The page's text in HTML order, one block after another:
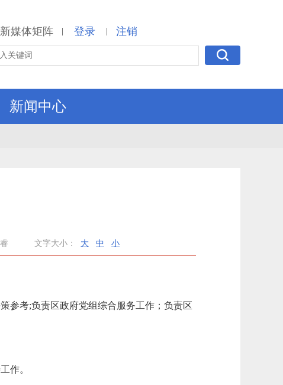
媒体矩阵 | 登录 | 注销
新闻中心
文字大小： 大 中 小
考;负责区政府党组综合服务工作；负责区
作。